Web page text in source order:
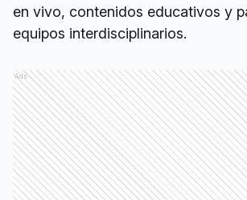
en vivo, contenidos educativos y
equipos interdisciplinarios.
Ads